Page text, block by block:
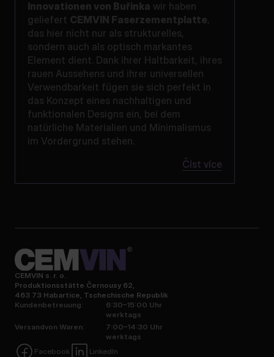
Innovationen von Buřinka wir haben
geliefert CEMVIN Faserzementplatte,
das hier nicht nur als strukturelles,
sondern auch als optisch markantes
Element dient. Dank ihrer Haltbarkeit, ihres
rauen Aussehens und ihrer universellen
Verwendbarkeit fügen sie sich perfekt in
das Konzept eines nachhaltigen und
funktionalen Designs ein, bei dem
natürliche Materialien und Minimalismus
im Vordergrund stehen.
Číst více
CEMVIN s. r. o.
Produktionsstätte Černousy 62,
463 73 Habartice, Tschechische Republik
Kundenbetreuung:
6:30–15:00 Uhr
werktags
Versandvon Waren:
7:00–14:30 Uhr
werktags
Facebook
LinkedIn